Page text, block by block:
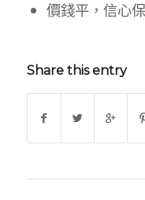
價錢平，信心
Share this entry